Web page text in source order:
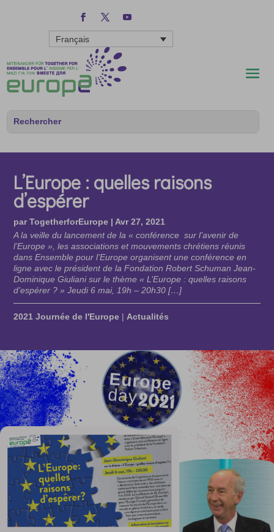
Français
L’Europe : quelles raisons
d’espérer
parTogetherforEurope | Avr 27, 2021
A la veille du lancement de la « conférence sur l’avenir de
l’Europe », les associations et mouvements chrétiens réunis
dans Ensemble pour l’Europe organisent une conférence en
ligne avec le président de la Fondation Robert Schuman Jean-
Dominique Giuliani sur le thème « L’Europe : quelles raisons
d’espérer ? » Jeudi 6 mai, 19h – 20h30 […]
2021 Journée de l'Europe | Actualités